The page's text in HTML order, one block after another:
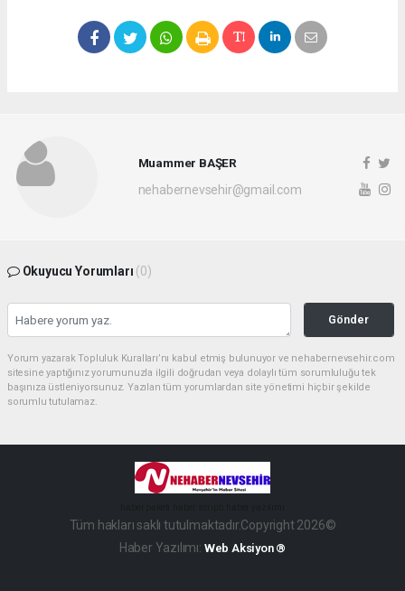
Muammer BAŞER
nehabernevsehir@gmail.com
Okuyucu Yorumları (0)
Gönder
Yorum yazarak Topluluk Kuralları’nı kabul etmiş bulunuyor ve nehabernevsehir.com
sitesine yaptığınız yorumunuzla ilgili doğrudan veya dolaylı tüm sorumluluğu tek
başınıza üstleniyorsunuz. Yazılan tüm yorumlardan site yönetimi hiçbir şekilde
sorumlu tutulamaz.
Tüm hakları saklı tutulmaktadır.Copyright 2026©
Haber Yazılımı: Web Aksiyon ®